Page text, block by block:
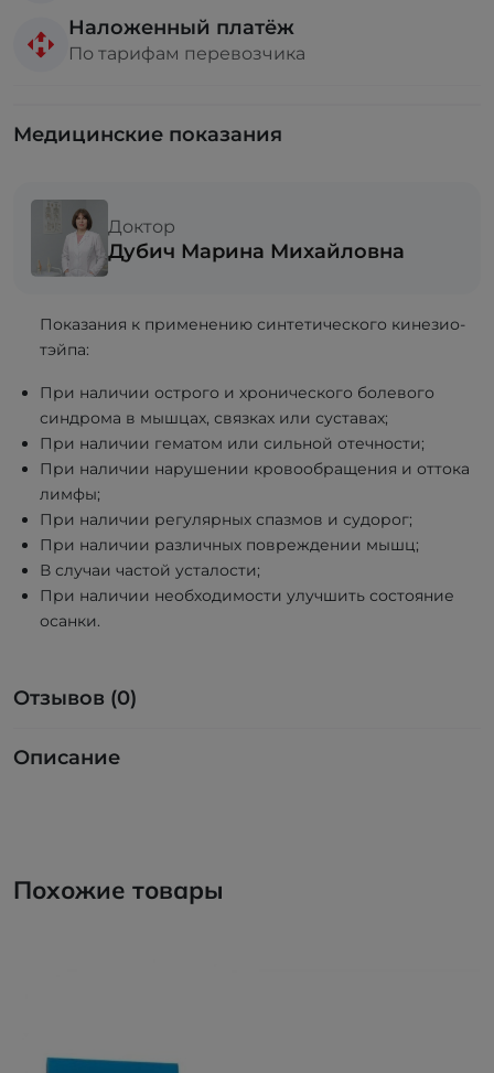
Наложенный платёж
По тарифам перевозчика
Медицинские показания
Доктор
Дубич Марина Михайловна
Показания к применению синтетического кинезио-
тэйпа:
При наличии острого и хронического болевого
синдрома в мышцах, связках или суставах;
При наличии гематом или сильной отечности;
При наличии нарушении кровообращения и оттока
лимфы;
При наличии регулярных спазмов и судорог;
При наличии различных повреждении мышц;
В случаи частой усталости;
При наличии необходимости улучшить состояние
осанки.
Отзывов (0)
Описание
Похожие товары